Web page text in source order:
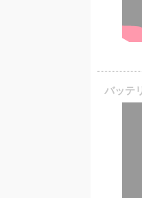
バッテ